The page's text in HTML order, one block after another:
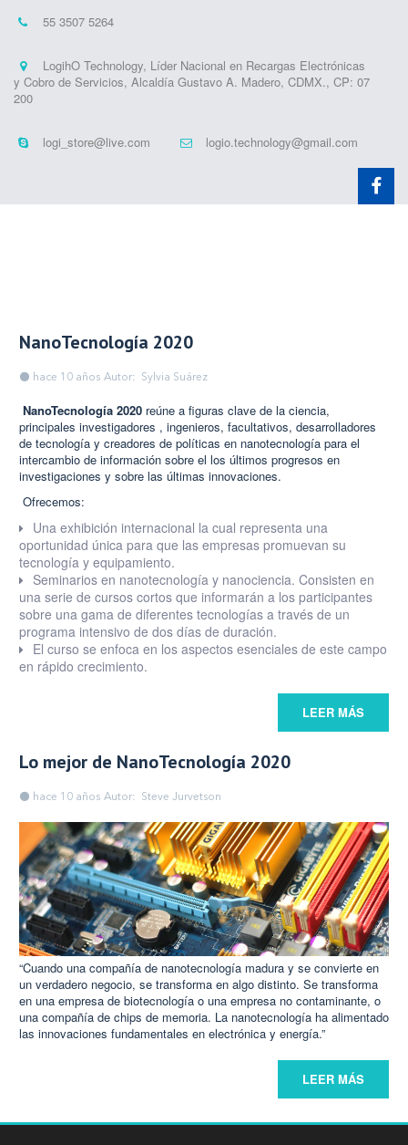
55 3507 5264
LogihO Technology, Líder Nacional en Recargas Electrónicas
y Cobro de Servicios, Alcaldía Gustavo A. Madero, CDMX., CP: 07
200
logi_store@live.com logio.technology@gmail.com
NanoTecnología 2020
hace 10 años Autor: Sylvia Suárez
NanoTecnología 2020 reúne a figuras clave de la ciencia,
principales investigadores , ingenieros, facultativos, desarrolladores
de tecnología y creadores de políticas en nanotecnología para el
intercambio de información sobre el los últimos progresos en
investigaciones y sobre las últimas innovaciones.
Ofrecemos:
Una exhibición internacional la cual representa una
oportunidad única para que las empresas promuevan su
tecnología y equipamiento.
Seminarios en nanotecnología y nanociencia. Consisten en
una serie de cursos cortos que informarán a los participantes
sobre una gama de diferentes tecnologías a través de un
programa intensivo de dos días de duración.
El curso se enfoca en los aspectos esenciales de este campo
en rápido crecimiento.
LEER MÁS
Lo mejor de NanoTecnología 2020
hace 10 años Autor: Steve Jurvetson
“Cuando una compañía de nanotecnología madura y se convierte en
un verdadero negocio, se transforma en algo distinto. Se transforma
en una empresa de biotecnología o una empresa no contaminante, o
una compañía de chips de memoria. La nanotecnología ha alimentado
las innovaciones fundamentales en electrónica y energía.”
LEER MÁS